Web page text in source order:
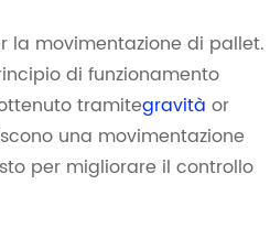
la movimentazione di pallet.
di funzionamento
tramitegravità or
una movimentazione
per migliorare il controllo